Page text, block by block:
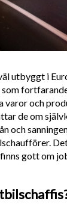
utbyggt i
varor och
de om
och
gott om